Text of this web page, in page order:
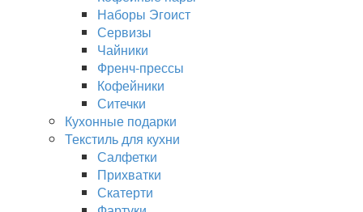
Наборы Эгоист
Сервизы
Чайники
Френч-прессы
Кофейники
Ситечки
Кухонные подарки
Текстиль для кухни
Салфетки
Прихватки
Скатерти